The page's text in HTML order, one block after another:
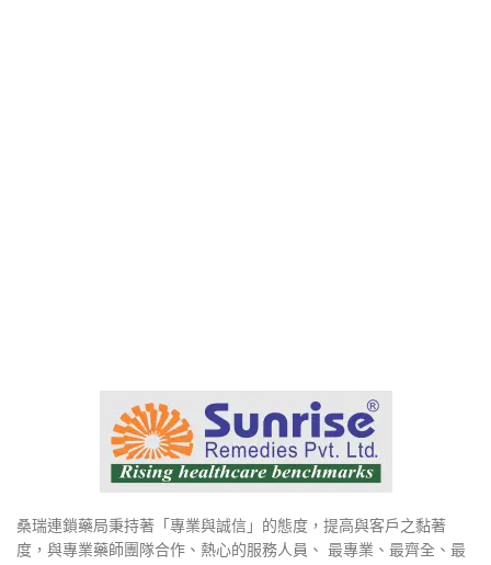
桑瑞連鎖藥局秉持著「專業與誠信」的態度，提高與客戶之黏著
度，與專業藥師團隊合作、熱心的服務人員、 最專業、最齊全、最